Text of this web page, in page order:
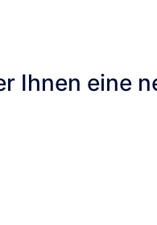
Ihnen eine